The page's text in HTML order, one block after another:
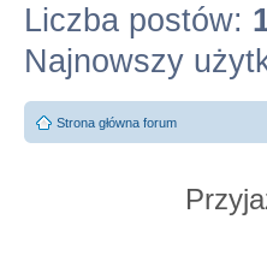
Liczba postów:
Najnowszy
Strona główna forum